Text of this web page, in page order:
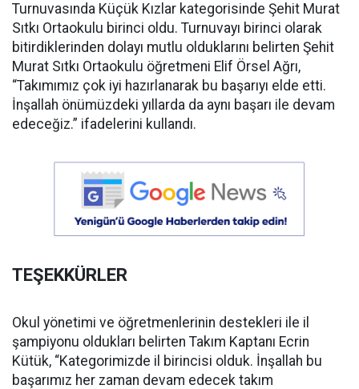
Turnuvasında Küçük Kızlar kategorisinde Şehit Murat
Sıtkı Ortaokulu birinci oldu. Turnuvayı birinci olarak
bitirdiklerinden dolayı mutlu olduklarını belirten Şehit
Murat Sıtkı Ortaokulu öğretmeni Elif Örsel Ağrı,
“Takımımız çok iyi hazırlanarak bu başarıyı elde etti.
İnşallah önümüzdeki yıllarda da aynı başarı ile devam
edeceğiz.” ifadelerini kullandı.
TEŞEKKÜRLER
Okul yönetimi ve öğretmenlerinin destekleri ile il
şampiyonu oldukları belirten Takım Kaptanı Ecrin
Kütük, “Kategorimizde il birincisi olduk. İnşallah bu
başarımız her zaman devam edecek takım